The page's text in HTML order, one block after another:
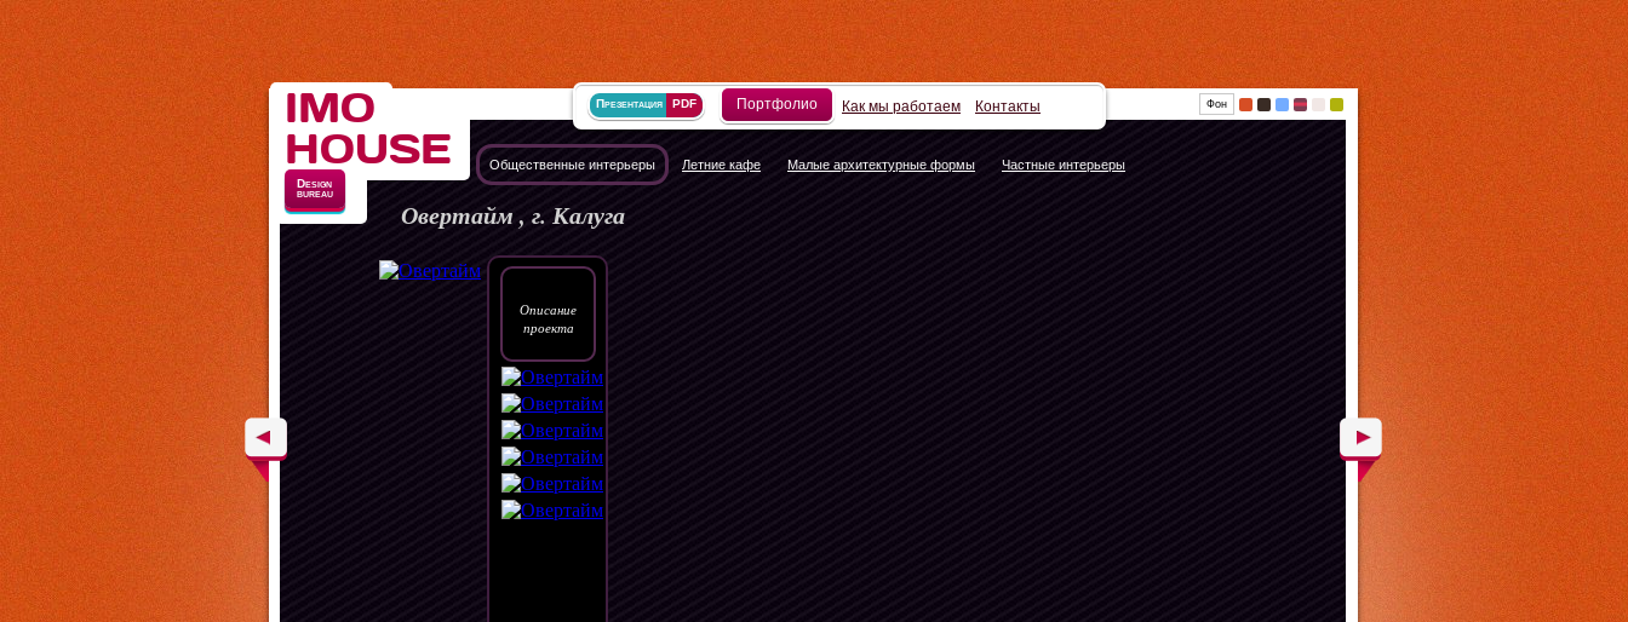
IMO
HOUSE
Design
bureau
Презентация PDF Портфолио Как мы работаем Контакты Фон
Общественные интерьеры Летние кафе Малые архитектурные формы Частные интерьеры
Овертайм , г. Калуга
Описание
проекта